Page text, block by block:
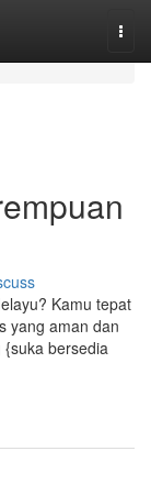
Kamu tepat
yang aman dan
bersedia